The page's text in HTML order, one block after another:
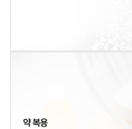
약 복용